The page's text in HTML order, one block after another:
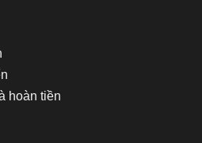
hoàn tiền